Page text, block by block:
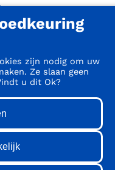
Match
te worden
zijn nodig om uw
Ze slaan geen
u dit Ok?